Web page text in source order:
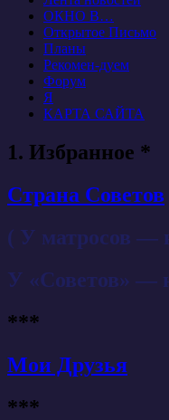
ОКНО В…
Открытое Письмо
Планы
Рекомен-дуем
Форум
Я
КАРТА САЙТА
1. Избранное *
Страна Советов
( У матросов —
У «Советов» —
***
Мои Друзья
***